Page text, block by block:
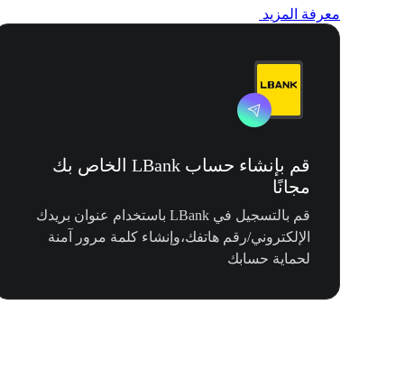
معرفة المزيد
قم بإنشاء حساب LBank الخاص بك
مجانًا
قم بالتسجيل في LBank باستخدام عنوان بريدك
الإلكتروني/رقم هاتفك،وإنشاء كلمة مرور آمنة
لحماية حسابك